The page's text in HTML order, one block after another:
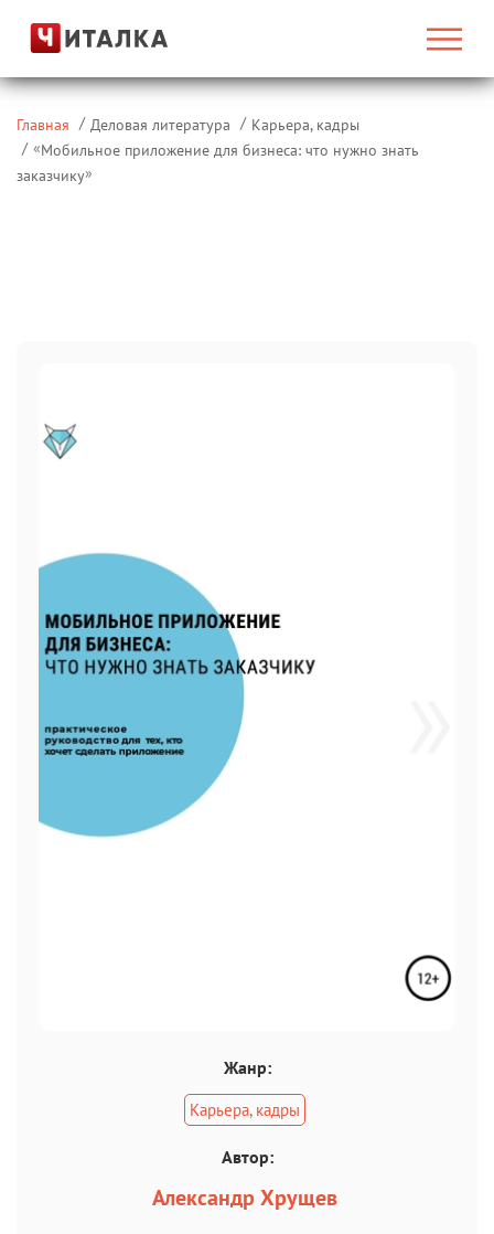
Главная Деловая литература
Карьера, кадры
«Мобильное приложение для бизнеса: что нужно знать
заказчику»
Жанр:
Карьера, кадры
Автор:
Александр Хрущев